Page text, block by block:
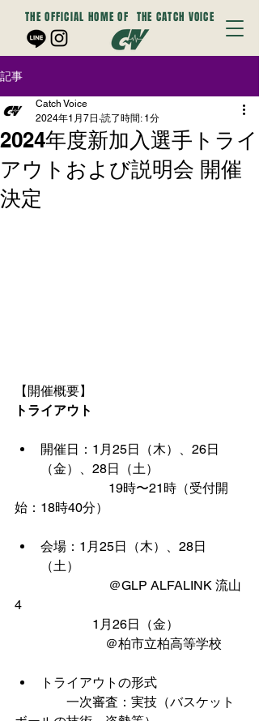
THE OFFICIAL HOME OF THE CATCH VOICE
記事
2024年度新加入選手トライ
アウトおよび説明会 開催
決定
Catch Voice
2024年1月7日 読了時間: 1分
【開催概要】
トライアウト
開催日：1月25日（木）、26日
（金）、28日（土）
19時〜21時（受付開
始：18時40分）
会場：1月25日（木）、28日
（土）
＠GLP ALFALINK 流山
4
1月26日（金）
＠柏市立柏高等学校
トライアウトの形式
一次審査：実技（バスケット